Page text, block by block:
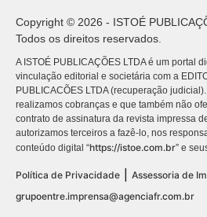
Copyright © 2026 - ISTOÉ
Todos os direitos reservados.
A ISTOÉ PUBLICAÇÕES LTDA é um portal
vinculação editorial e societária com a
PUBLICACÕES LTDA (recuperação
realizamos cobranças e que também não
contrato de assinatura da revista impressa
autorizamos terceiros a fazê-lo, nos
conteúdo digital “https://istoe.com.br” e
Política de Privacidade
Assessoria de
grupoentre.imprensa@agenciafr.com.br